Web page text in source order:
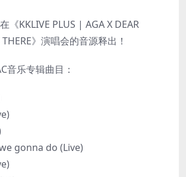
《KKLIVE PLUS | AGA X DEAR
THERE》演唱会的音源释出！
音乐专辑曲目：
gonna do (Live)